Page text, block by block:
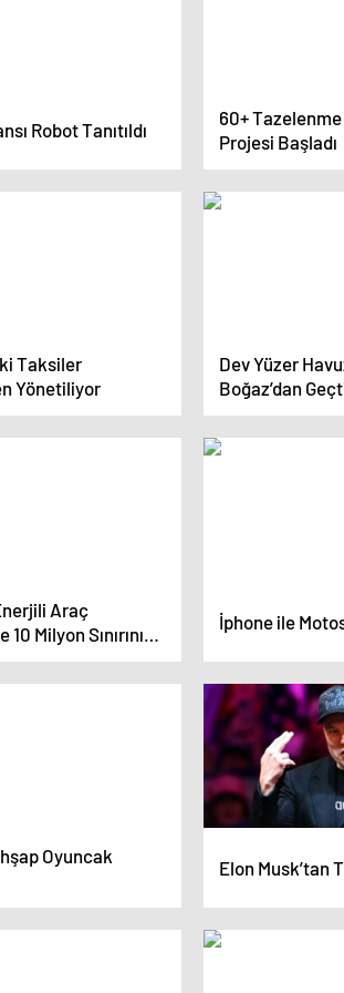
Robot Tanıtıldı
60+
Projesi Başladı
Taksiler
Yönetiliyor
Dev Yüzer
Boğaz’dan
Araç
Milyon Sınırını
İphone ile
Oyuncak
Elon Musk’tan